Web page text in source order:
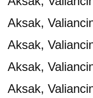
Aksak,
Aksak,
Aksak,
Aksak,